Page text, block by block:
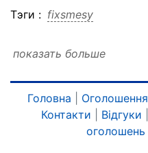
Тэги : fixsmesy
показать больше
Головна Оголошення
Контакти
Відгуки
оголошень